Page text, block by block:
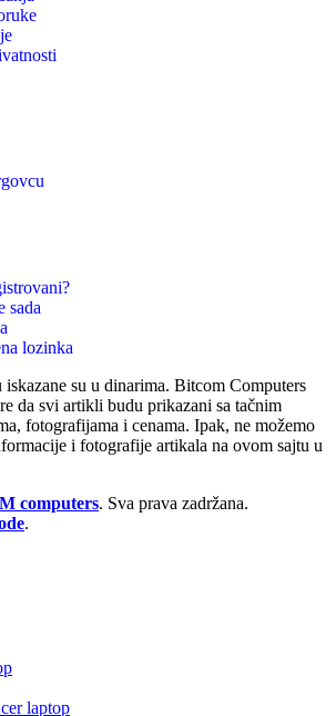
sada
lozinka
iskazane su u dinarima. Bitcom Computers
da svi artikli budu prikazani sa tačnim
fotografijama i cenama. Ipak, ne možemo
i fotografije artikala na ovom sajtu u
computers. Sva prava zadržana.
.
laptop